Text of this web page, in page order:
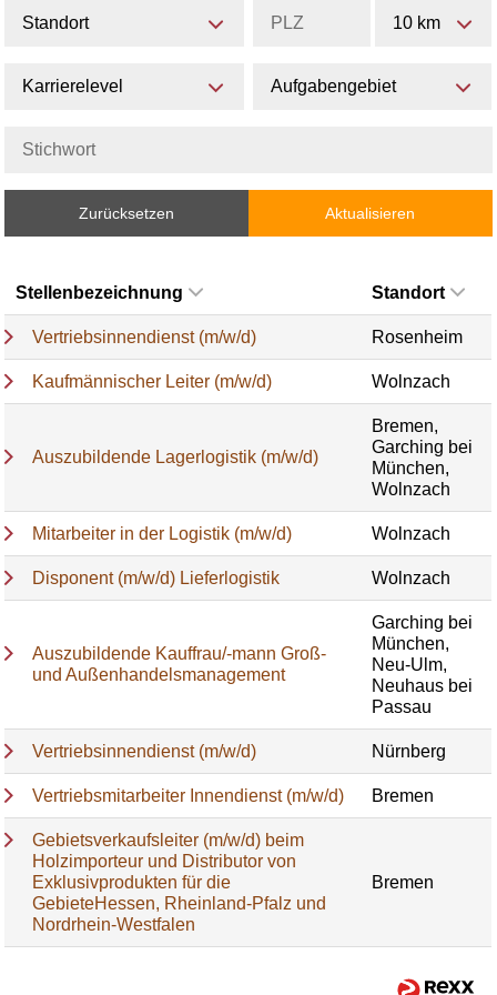
Standort 10 km
Karrierelevel Aufgabengebiet
Zurücksetzen Aktualisieren
Stellenbezeichnung Standort
Vertriebsinnendienst (m/w/d) Rosenheim
Kaufmännischer Leiter (m/w/d) Wolnzach
Auszubildende Lagerlogistik (m/w/d)
Bremen,
Garching bei
München,
Wolnzach
Mitarbeiter in der Logistik (m/w/d) Wolnzach
Disponent (m/w/d) Lieferlogistik Wolnzach
Auszubildende Kauffrau/-mann Groß-
und Außenhandelsmanagement
Garching bei
München,
Neu-Ulm,
Neuhaus bei
Passau
Vertriebsinnendienst (m/w/d) Nürnberg
Vertriebsmitarbeiter Innendienst (m/w/d) Bremen
Gebietsverkaufsleiter (m/w/d) beim
Holzimporteur und Distributor von
Exklusivprodukten für die
GebieteHessen, Rheinland-Pfalz und
Nordrhein-Westfalen
Bremen